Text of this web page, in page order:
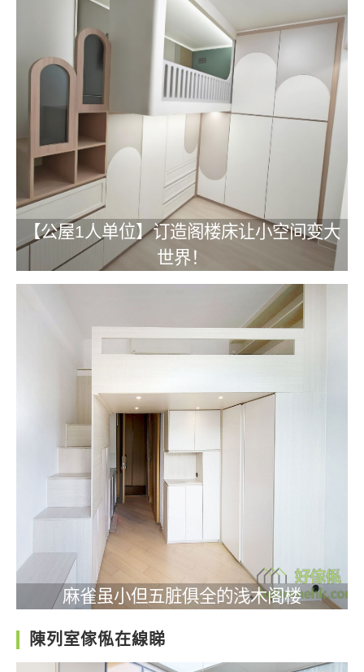
【公屋1人单位】订造阁楼床让小空间变大
世界！
麻雀虽小但五脏俱全的浅木阁楼
陳列室傢俬在線睇